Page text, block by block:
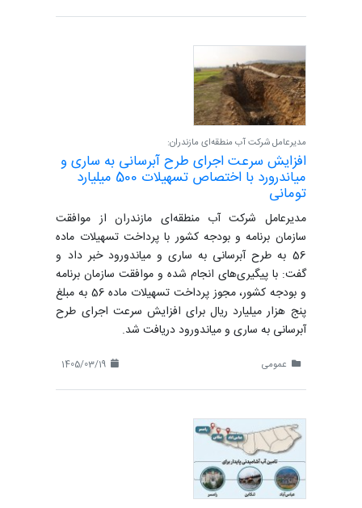
مدیرعامل شرکت آب منطقه‌ای مازندران:
افزایش سرعت اجرای طرح آبرسانی به ساری و
میاندرورد با اختصاص تسهیلات 500 میلیارد
تومانی
مدیرعامل شرکت آب منطقه‌ای مازندران از موافقت
سازمان برنامه و بودجه کشور با پرداخت تسهیلات ماده
56 به طرح آبرسانی به ساری و میاندورود خبر داد و
گفت: با پیگیری‌های انجام شده و موافقت سازمان برنامه
و بودجه کشور، مجوز پرداخت تسهیلات ماده 56 به مبلغ
پنج هزار میلیارد ریال برای افزایش سرعت اجرای طرح
آبرسانی به ساری و میاندورود دریافت شد.
عمومی